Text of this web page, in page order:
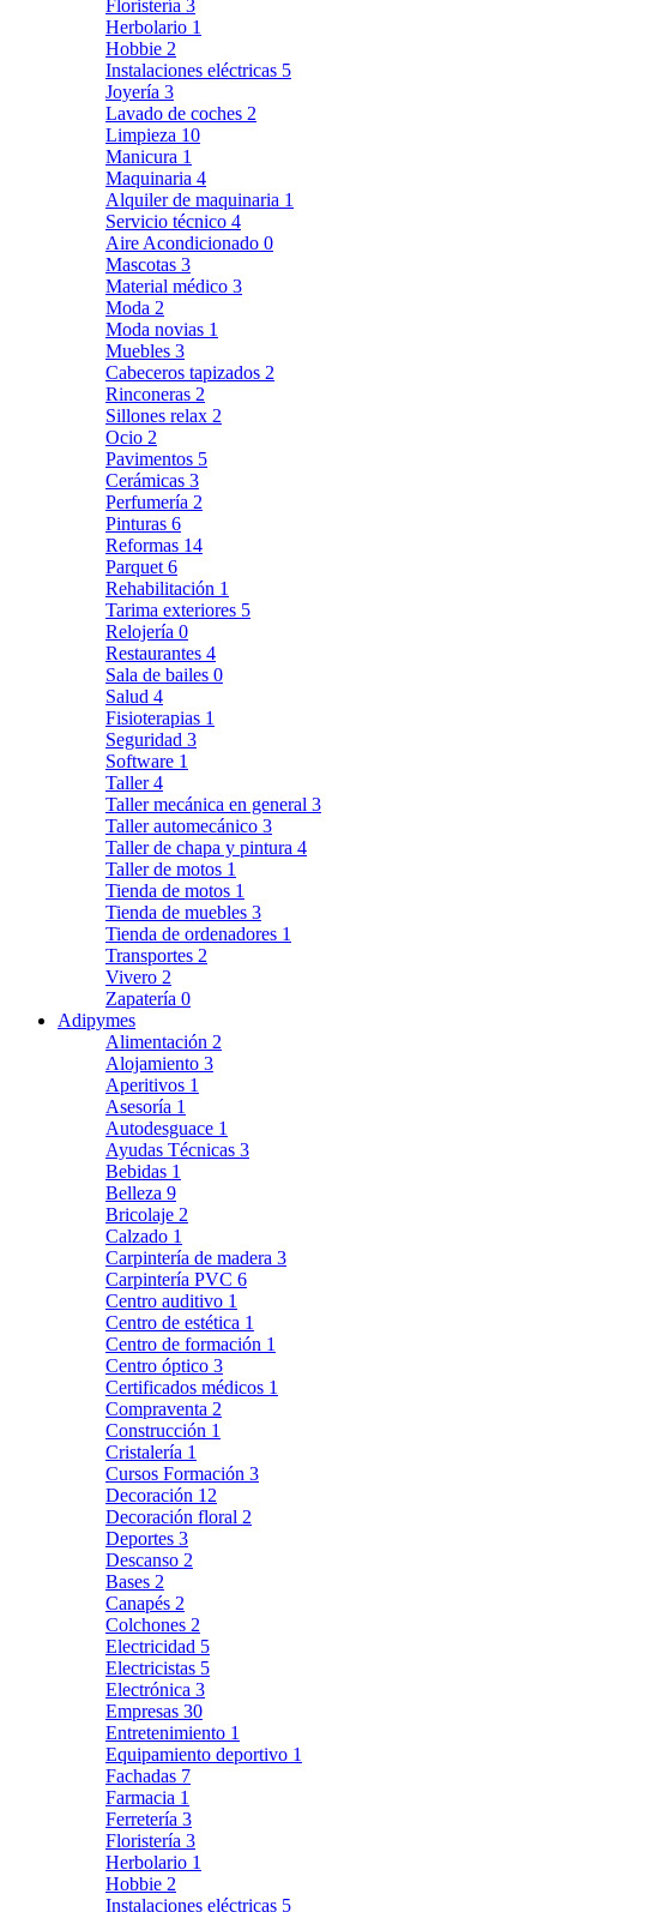
Floristería 3
Herbolario 1
Hobbie 2
Instalaciones eléctricas 5
Joyería 3
Lavado de coches 2
Limpieza 10
Manicura 1
Maquinaria 4
Alquiler de maquinaria 1
Servicio técnico 4
Aire Acondicionado 0
Mascotas 3
Material médico 3
Moda 2
Moda novias 1
Muebles 3
Cabeceros tapizados 2
Rinconeras 2
Sillones relax 2
Ocio 2
Pavimentos 5
Cerámicas 3
Perfumería 2
Pinturas 6
Reformas 14
Parquet 6
Rehabilitación 1
Tarima exteriores 5
Relojería 0
Restaurantes 4
Sala de bailes 0
Salud 4
Fisioterapias 1
Seguridad 3
Software 1
Taller4
Taller mecánica en general 3
Taller automecánico 3
Taller de chapa y pintura 4
Taller de motos 1
Tienda de motos 1
Tienda de muebles 3
Tienda de ordenadores 1
Transportes 2
Vivero 2
Zapatería 0
Adipymes
Alimentación 2
Alojamiento 3
Aperitivos 1
Asesoría 1
Autodesguace 1
Ayudas Técnicas 3
Bebidas 1
Belleza 9
Bricolaje 2
Calzado 1
Carpintería de madera 3
Carpintería PVC 6
Centro auditivo 1
Centro de estética 1
Centro de formación 1
Centro óptico 3
Certificados médicos 1
Compraventa 2
Construcción 1
Cristalería 1
Cursos Formación 3
Decoración 12
Decoración floral 2
Deportes 3
Descanso 2
Bases 2
Canapés 2
Colchones 2
Electricidad 5
Electricistas 5
Electrónica 3
Empresas 30
Entretenimiento 1
Equipamiento deportivo 1
Fachadas 7
Farmacia 1
Ferretería 3
Floristería 3
Herbolario 1
Hobbie 2
Instalaciones eléctricas 5